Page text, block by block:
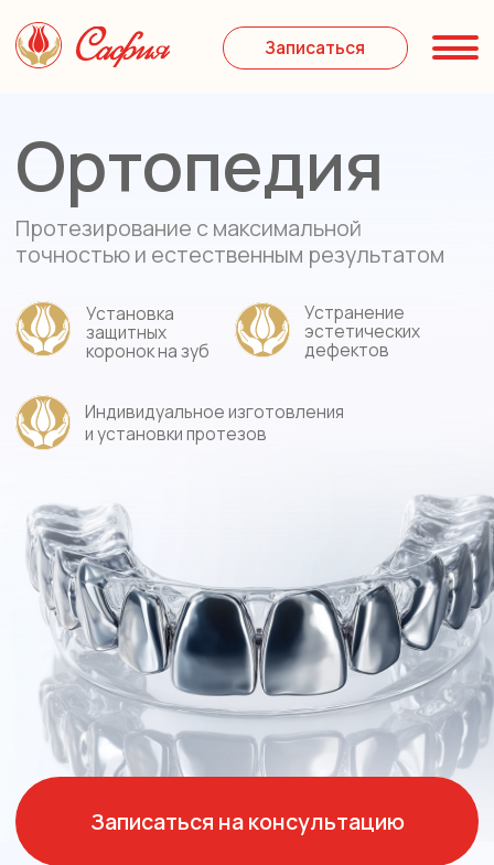
Записаться
Протезирование с максимальной
точностью и естественным результатом
Устранение
эстетических
дефектов
и установки протезов
Установка
защитных
коронок на зуб
Записаться на консультацию
Преимущества
ортопедии
в нашей клинике